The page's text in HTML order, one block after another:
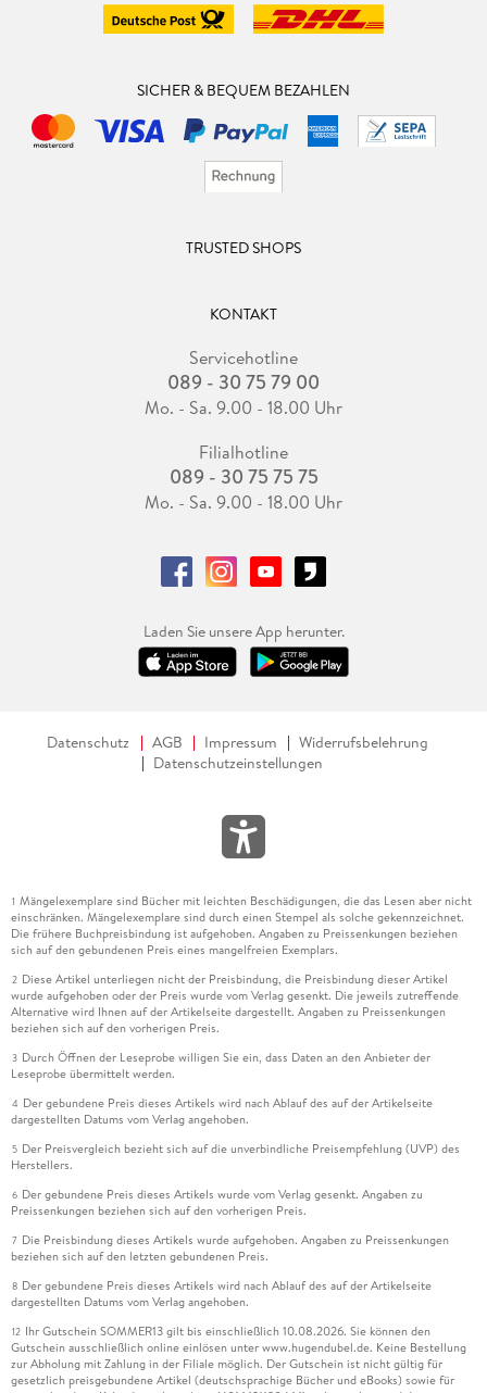
SICHER & BEQUEM BEZAHLEN
TRUSTED SHOPS
KONTAKT
Servicehotline
089 - 30 75 79 00
Mo. - Sa. 9.00 - 18.00 Uhr
Filialhotline
089 - 30 75 75 75
Mo. - Sa. 9.00 - 18.00 Uhr
Laden Sie unsere App herunter.
Datenschutz AGB Impressum
Widerrufsbelehrung
Datenschutzeinstellungen
1 Mängelexemplare sind Bücher mit leichten Beschädigungen, die das Lesen aber nicht
einschränken. Mängelexemplare sind durch einen Stempel als solche gekennzeichnet.
Die frühere Buchpreisbindung ist aufgehoben. Angaben zu Preissenkungen beziehen
sich auf den gebundenen Preis eines mangelfreien Exemplars.
2 Diese Artikel unterliegen nicht der Preisbindung, die Preisbindung dieser Artikel
wurde aufgehoben oder der Preis wurde vom Verlag gesenkt. Die jeweils zutreffende
Alternative wird Ihnen auf der Artikelseite dargestellt. Angaben zu Preissenkungen
beziehen sich auf den vorherigen Preis.
3 Durch Öffnen der Leseprobe willigen Sie ein, dass Daten an den Anbieter der
Leseprobe übermittelt werden.
4 Der gebundene Preis dieses Artikels wird nach Ablauf des auf der Artikelseite
dargestellten Datums vom Verlag angehoben.
5 Der Preisvergleich bezieht sich auf die unverbindliche Preisempfehlung (UVP) des
Herstellers.
6 Der gebundene Preis dieses Artikels wurde vom Verlag gesenkt. Angaben zu
Preissenkungen beziehen sich auf den vorherigen Preis.
7 Die Preisbindung dieses Artikels wurde aufgehoben. Angaben zu Preissenkungen
beziehen sich auf den letzten gebundenen Preis.
8 Der gebundene Preis dieses Artikels wird nach Ablauf des auf der Artikelseite
dargestellten Datums vom Verlag angehoben.
12 Ihr Gutschein SOMMER13 gilt bis einschließlich 10.08.2026. Sie können den
Gutschein ausschließlich online einlösen unter www.hugendubel.de. Keine Bestellung
zur Abholung mit Zahlung in der Filiale möglich. Der Gutschein ist nicht gültig für
gesetzlich preisgebundene Artikel (deutschsprachige Bücher und eBooks) sowie für